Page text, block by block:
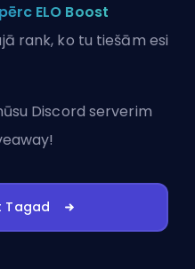
ELO Boost
rank, ko tu tiešām esi
Discord serverim
Tagad